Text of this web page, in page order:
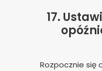
17.
Rozpocznie się